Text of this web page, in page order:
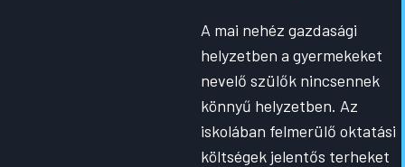
A mai nehéz gazdasági
helyzetben a gyermekeket
nevelő szülők nincsennek
könnyű helyzetben. Az
iskolában felmerülő oktatási
költségek jelentős terheket